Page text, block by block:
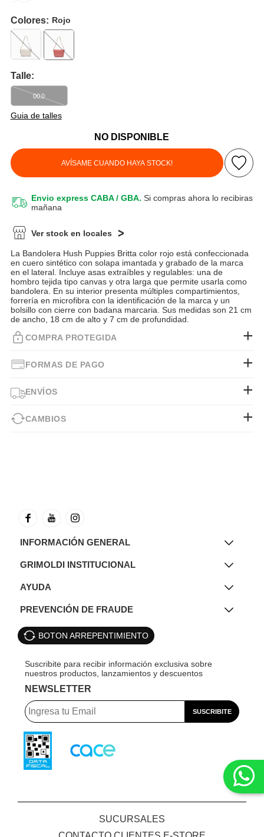
Colores: Rojo
Talle:
Guia de talles
00.0
NO DISPONIBLE
AVÍSAME CUANDO HAYA STOCK!
Envio express CABA / GBA. Si compras ahora lo recibiras
mañana
Ver stock en locales
La Bandolera Hush Puppies Britta color rojo está confeccionada
en cuero sintético con solapa imantada y grabado de la marca
en el lateral. Incluye asas extraíbles y regulables: una de
hombro tejida tipo canvas y otra larga que permite usarla como
bandolera. En su interior presenta múltiples compartimientos,
forrería en microfibra con la identificación de la marca y un
bolsillo con cierre con badana marcaria. Sus medidas son 21 cm
de ancho, 18 cm de alto y 7 cm de profundidad.
COMPRA PROTEGIDA
FORMAS DE PAGO
ENVÍOS
CAMBIOS
INFORMACIÓN GENERAL
GRIMOLDI INSTITUCIONAL
AYUDA
PREVENCIÓN DE FRAUDE
SUCURSALES
BOTON ARREPENTIMIENTO
NEWSLETTER